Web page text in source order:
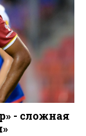
- сложная